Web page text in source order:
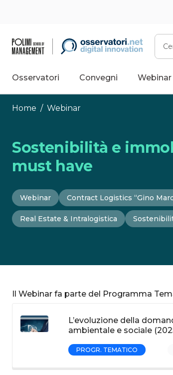
Cerca
Osservatori Convegni Webinar
Home / Webinar
Sostenibilità e
must have
Webinar Contract Logistics “Gino
Real Estate & Intralogistica
Il Webinar fa parte del Programma
L’evoluzione della
ambientale e sociale
PROGR. TEMATICO